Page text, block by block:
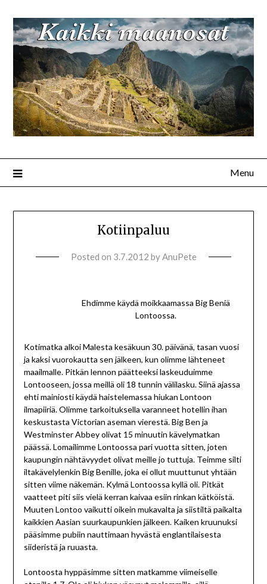
Menu
Kotiinpaluu
Posted on 3.7.2012 byAnuPete
Ehdimme käydä moikkaamassa Big Beniä
Lontoossa.
Kotimatka alkoi Malesta kesäkuun 30. päivänä, tasan vuosi
ja kaksi vuorokautta sen jälkeen, kun olimme lähteneet
maailmalle. Pitkän lennon päätteeksi laskeuduimme
Lontooseen, jossa meillä oli 18 tunnin välilasku. Siinä ajassa
ehti mainiosti käydä haistelemassa hiukan Lontoon
ilmapiiriä. Olimme tarkoituksella varanneet hotellin ihan
keskustasta Victorian aseman vierestä. Big Ben ja
Westminster Abbey olivat 15 minuutin kävelymatkan
päässä. Lomailimme Lontoossa pari vuotta sitten, joten
kaupungin nähtävyydet olivat meille jo tuttuja. Teimme silti
iltakävelylenkin Big Benille, joka ei ollut muuttunut yhtään
sitten viime näkemän. Kylmä Lontoossa kyllä oli. Pitkät
vaatteet piti siis vielä kerran kaivaa esiin rinkan kätköistä.
Muuten Lontoo vaikutti oikein mukavalta ja siistiltä paikalta
kaikkien Aasian suurkaupunkien jälkeen. Kaiken kruunuksi
pääsimme pubiin nauttimaan hyvästä englantilaisesta
siideristä ja ruuasta.
Lontoosta hyppäsimme sitten matkamme viimeiselle